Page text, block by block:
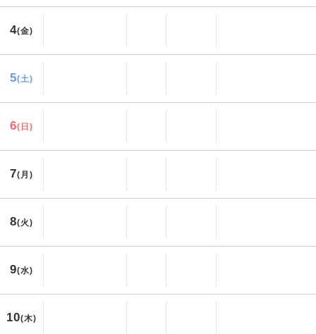
4(金)
5(土)
6(日)
7(月)
8(火)
9(水)
10(木)